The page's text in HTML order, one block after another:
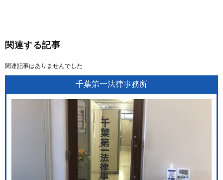
関連する記事
関連記事はありませんでした
千葉第一法律事務所